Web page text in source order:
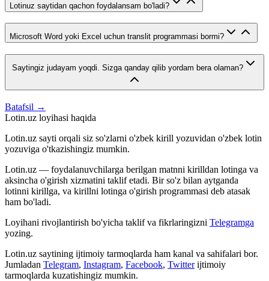
Lotinuz saytidan qachon foydalansam bo'ladi?
Microsoft Word yoki Excel uchun translit programmasi bormi?
Saytingiz judayam yoqdi. Sizga qanday qilib yordam bera olaman?
Batafsil →
Lotin.uz loyihasi haqida
Lotin.uz sayti orqali siz so'zlarni o'zbek kirill yozuvidan o'zbek lotin
yozuviga o'tkazishingiz mumkin.
Lotin.uz — foydalanuvchilarga berilgan matnni kirilldan lotinga va
aksincha o'girish xizmatini taklif etadi. Bir so'z bilan aytganda
lotinni kirillga, va kirillni lotinga o'girish programmasi deb atasak
ham bo'ladi.
Loyihani rivojlantirish bo'yicha taklif va fikrlaringizni Telegramga
yozing.
Lotin.uz saytining ijtimoiy tarmoqlarda ham kanal va sahifalari bor.
Jumladan Telegram, Instagram, Facebook, Twitter ijtimoiy
tarmoqlarda kuzatishingiz mumkin.